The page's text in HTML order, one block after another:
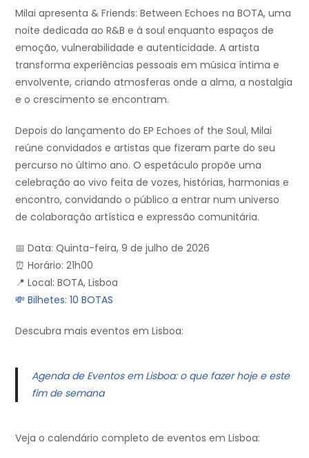
Milai apresenta & Friends: Between Echoes na BOTA, uma
noite dedicada ao R&B e à soul enquanto espaços de
emoção, vulnerabilidade e autenticidade. A artista
transforma experiências pessoais em música íntima e
envolvente, criando atmosferas onde a alma, a nostalgia
e o crescimento se encontram.
Depois do lançamento do EP Echoes of the Soul, Milai
reúne convidados e artistas que fizeram parte do seu
percurso no último ano. O espetáculo propõe uma
celebração ao vivo feita de vozes, histórias, harmonias e
encontro, convidando o público a entrar num universo
de colaboração artística e expressão comunitária.
📅 Data: Quinta-feira, 9 de julho de 2026
⏰ Horário: 21h00
📍 Local: BOTA, Lisboa
💸 Bilhetes: 10 BOTAS
Descubra mais eventos em Lisboa:
Agenda de Eventos em Lisboa: o que fazer hoje e este
fim de semana
Veja o calendário completo de eventos em Lisboa: